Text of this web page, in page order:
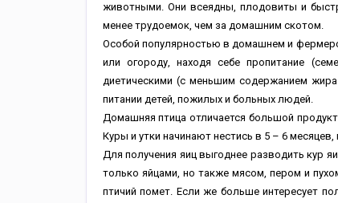
животными. Они всеядны, плодовиты и
менее трудоемок, чем за домашним скотом.
Особой популярностью в домашнем и
или огороду, находя себе пропитание
диетическими (с меньшим содержанием
питании детей, пожилых и больных людей.
Домашняя птица отличается большой
Куры и утки начинают нестись в 5 – 6
Для получения яиц выгоднее разводить кур
только яйцами, но также мясом, пером и
птичий помет. Если же больше интересует